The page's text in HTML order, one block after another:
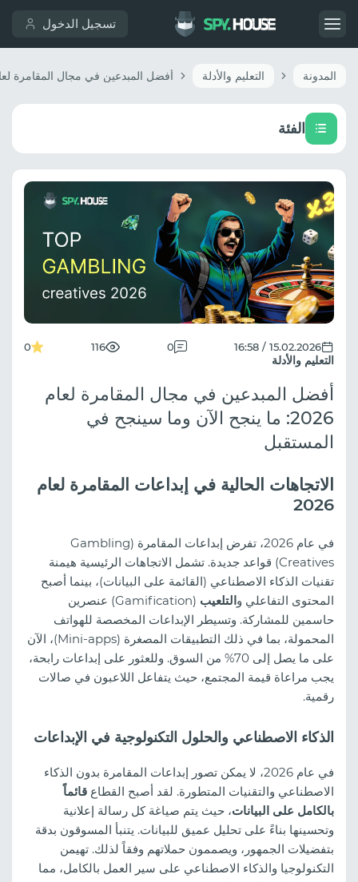
تسجيل الدخول
المدونة التعليم والأدلة
الفئة
التعليم والأدلة
15.02.2026 / 16:58
0
116
0
أفضل المبدعين في مجال المقامرة لعام
2026: ما ينجح الآن وما سينجح في
المستقبل
الاتجاهات الحالية في إبداعات المقامرة لعام
2026
في عام 2026، تفرض إبداعات المقامرة (Gambling
Creatives) قواعد جديدة. تشمل الاتجاهات الرئيسية هيمنة
تقنيات الذكاء الاصطناعي (القائمة على البيانات)، بينما أصبح
المحتوى التفاعلي والتلعيب
(Gamification) عنصرين
حاسمين للمشاركة. وتسيطر الإبداعات المخصصة للهواتف
المحمولة، بما في ذلك التطبيقات المصغرة (Mini-apps)، الآن
على ما يصل إلى 70% من السوق. وللعثور على إبداعات رابحة،
يجب مراعاة قيمة المجتمع، حيث يتفاعل اللاعبون في صالات
رقمية.
الذكاء الاصطناعي والحلول التكنولوجية في الإبداعات
في عام 2026، لا يمكن تصور إبداعات المقامرة بدون الذكاء
الاصطناعي والتقنيات المتطورة. لقد أصبح القطاع قائماً
بالكامل على البيانات، حيث يتم صياغة كل رسالة إعلانية
وتحسينها بناءً على تحليل عميق للبيانات. يتنبأ المسوقون بدقة
بتفضيلات الجمهور، ويصممون حملاتهم وفقاً لذلك. تهيمن
التكنولوجيا والذكاء الاصطناعي على سير العمل بالكامل، مما